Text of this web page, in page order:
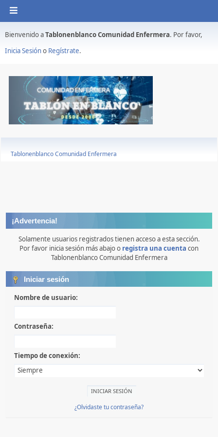
Bienvenido aTablonenblanco Comunidad Enfermera. Por favor,
Inicia Sesióno Regístrate.
Tablonenblanco Comunidad Enfermera
¡Advertencia!
Solamente usuarios registrados tienen acceso a esta sección.
Por favor inicia sesión más abajo o registra una cuenta con
Tablonenblanco Comunidad Enfermera
Iniciar sesión
Nombre de usuario:
Contraseña:
Tiempo de conexión:
¿Olvidaste tu contraseña?